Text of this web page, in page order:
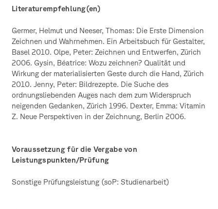
Literaturempfehlung(en)
Germer, Helmut und Neeser, Thomas: Die Erste Dimension
Zeichnen und Wahrnehmen. Ein Arbeitsbuch für Gestalter,
Basel 2010. Olpe, Peter: Zeichnen und Entwerfen, Zürich
2006. Gysin, Béatrice: Wozu zeichnen? Qualität und
Wirkung der materialisierten Geste durch die Hand, Zürich
2010. Jenny, Peter: Bildrezepte. Die Suche des
ordnungsliebenden Auges nach dem zum Widerspruch
neigenden Gedanken, Zürich 1996. Dexter, Emma: Vitamin
Z. Neue Perspektiven in der Zeichnung, Berlin 2006.
Voraussetzung für die Vergabe von
Leistungspunkten/Prüfung
Sonstige Prüfungsleistung (soP: Studienarbeit)